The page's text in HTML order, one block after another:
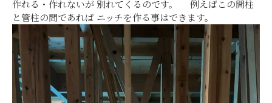
作れる・作れないが 別れてくるのです。 例えばこの間柱
と管柱の間であれば ニッチを作る事はできます。